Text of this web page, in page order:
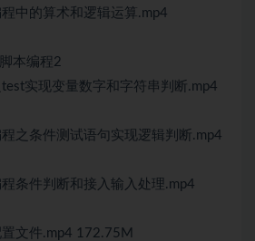
中的算术和逻辑运算.mp4
本编程2
实现变量数字和字符串判断.mp4
之条件测试语句实现逻辑判断.mp4
条件判断和接入输入处理.mp4
文件.mp4 172.75M